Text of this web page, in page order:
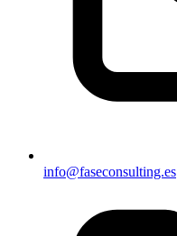
info@faseconsulting.es